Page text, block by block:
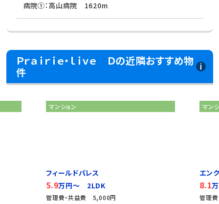
病院①：高山病院 1620m
Ｐｒａｉｒｉｅ・ｌｉｖｅ Ｄの近隣おすすめ物
件
マンション
フィールドパレス
5.9万円～ 2LDK
管理費・共益費 5,000円
マン
エン
8.1
管理